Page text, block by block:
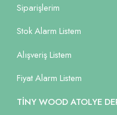
Siparişlerim
Stok Alarm Listem
Alışveriş Listem
Fiyat Alarm Listem
TİNY WOOD ATOLYE